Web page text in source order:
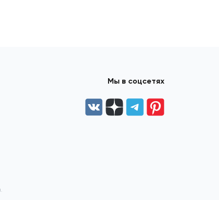
Мы в соцсетях